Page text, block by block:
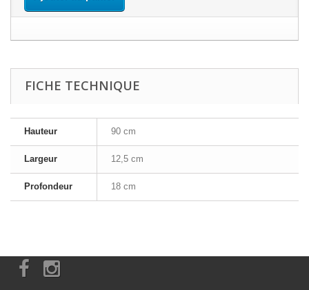
FICHE TECHNIQUE
Hauteur 90 cm
Largeur 12,5 cm
Profondeur 18 cm